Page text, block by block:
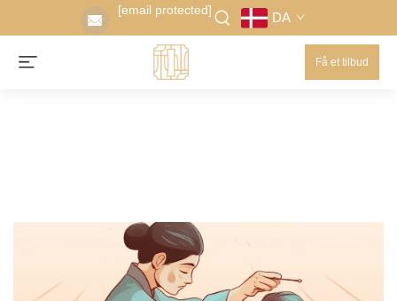
[email protected] DA
Få et tilbud